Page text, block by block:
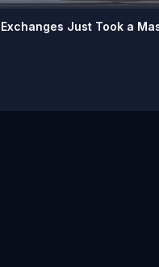
Exchanges Just Took a